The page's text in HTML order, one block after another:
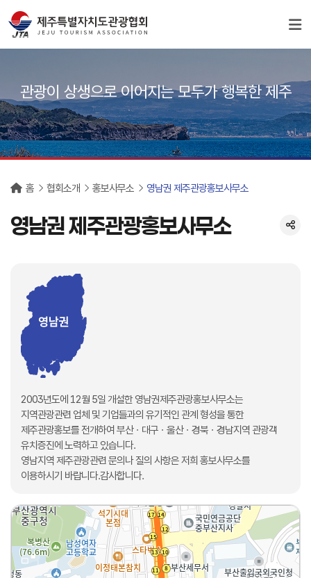
관광이 상생으로 이어지는 모두가 행복한 제주
홈 협회소개 홍보사무소 영남권 제주관광홍보사무소
영남권 제주관광홍보사무소
2003년도에 12월 5일 개설한 영남권제주관광홍보사무소는
지역관광관련 업체 및 기업들과의 유기적인 관계 형성을 통한
제주관광홍보를 전개하여 부산ㆍ대구ㆍ울산ㆍ경북ㆍ경남지역 관광객
유치증진에 노력하고 있습니다.
영남지역 제주관광관련 문의나 질의 사항은 저희 홍보사무소를
이용하시기 바랍니다.감사합니다.